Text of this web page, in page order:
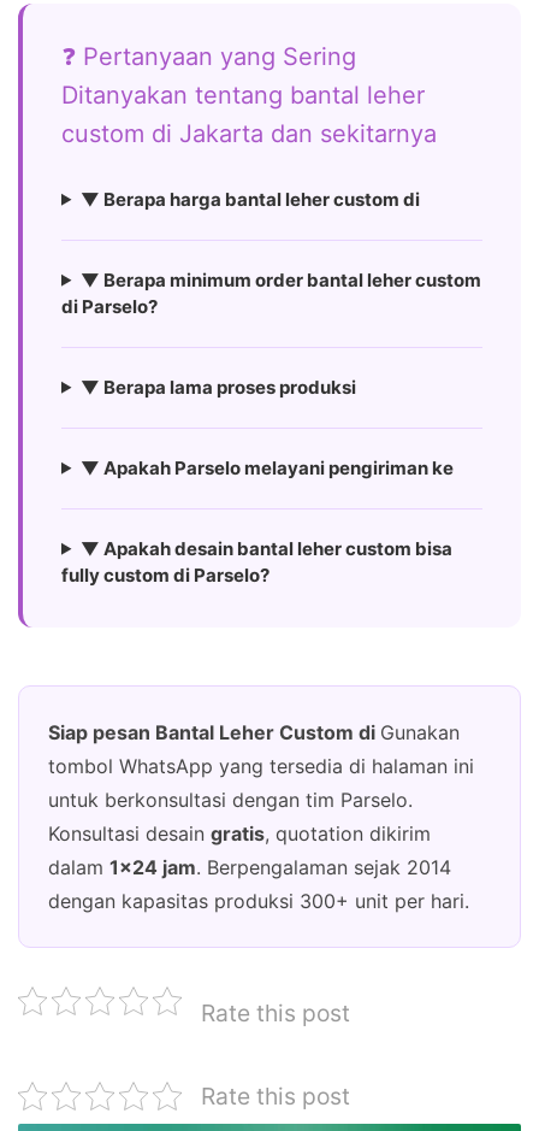
❓ Pertanyaan yang Sering
Ditanyakan tentang bantal leher
custom di Jakarta dan sekitarnya
▼ Berapa harga bantal leher custom di
▼ Berapa minimum order bantal leher custom
di Parselo?
▼ Berapa lama proses produksi
▼ Apakah Parselo melayani pengiriman ke
▼ Apakah desain bantal leher custom bisa
fully custom di Parselo?
Siap pesan Bantal Leher Custom di Gunakan
tombol WhatsApp yang tersedia di halaman ini
untuk berkonsultasi dengan tim Parselo.
Konsultasi desain gratis, quotation dikirim
dalam 1×24 jam. Berpengalaman sejak 2014
dengan kapasitas produksi 300+ unit per hari.
Rate this post
Rate this post